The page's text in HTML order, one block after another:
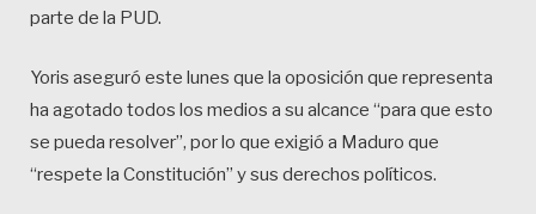
parte de la PUD.
Yoris aseguró este lunes que la oposición que representa
ha agotado todos los medios a su alcance “para que esto
se pueda resolver”, por lo que exigió a Maduro que
“respete la Constitución” y sus derechos políticos.